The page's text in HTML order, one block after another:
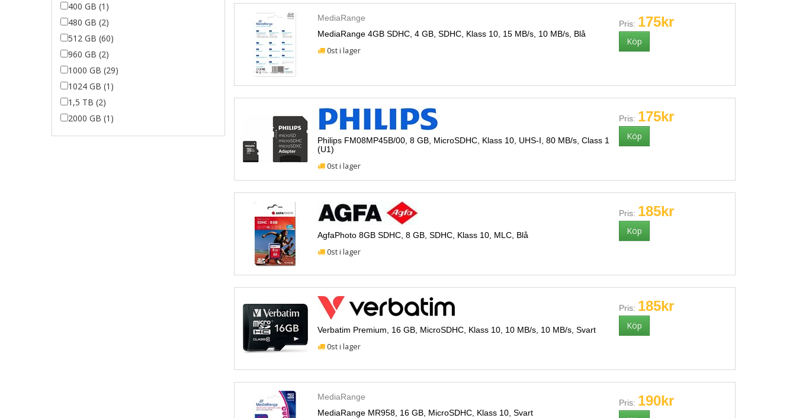
400 GB (1)
480 GB (2)
512 GB (60)
960 GB (2)
1000 GB (29)
1024 GB (1)
1,5 TB (2)
2000 GB (1)
MediaRange
MediaRange 4GB SDHC, 4 GB, SDHC, Klass 10, 15 MB/s, 10 MB/s, Blå
0st i lager
Pris: 175kr
Philips FM08MP45B/00, 8 GB, MicroSDHC, Klass 10, UHS-I, 80 MB/s, Class 1
(U1)
0st i lager
Pris: 175kr
AgfaPhoto 8GB SDHC, 8 GB, SDHC, Klass 10, MLC, Blå
0st i lager
Pris: 185kr
Verbatim Premium, 16 GB, MicroSDHC, Klass 10, 10 MB/s, 10 MB/s, Svart
0st i lager
Pris: 185kr
MediaRange
MediaRange MR958, 16 GB, MicroSDHC, Klass 10, Svart
Pris: 190kr